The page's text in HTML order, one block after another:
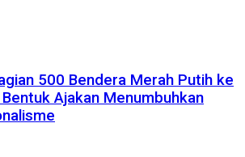
500 Bendera Merah Putih ke
Ajakan Menumbuhkan